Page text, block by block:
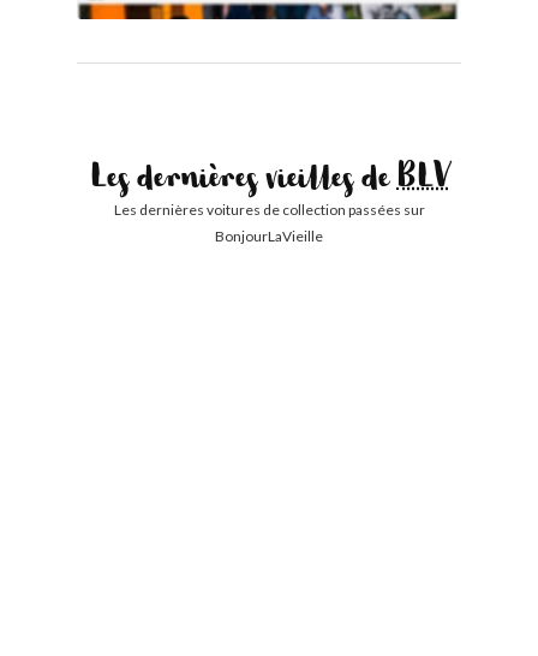
Les dernières vieilles deBLV
Les dernières voitures de collection passées sur
BonjourLaVieille